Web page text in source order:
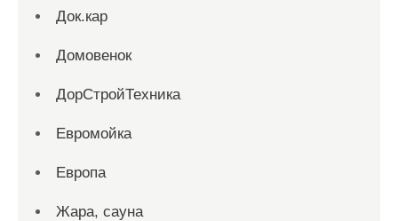
Док.кар
Домовенок
ДорСтройТехника
Евромойка
Европа
Жара, сауна